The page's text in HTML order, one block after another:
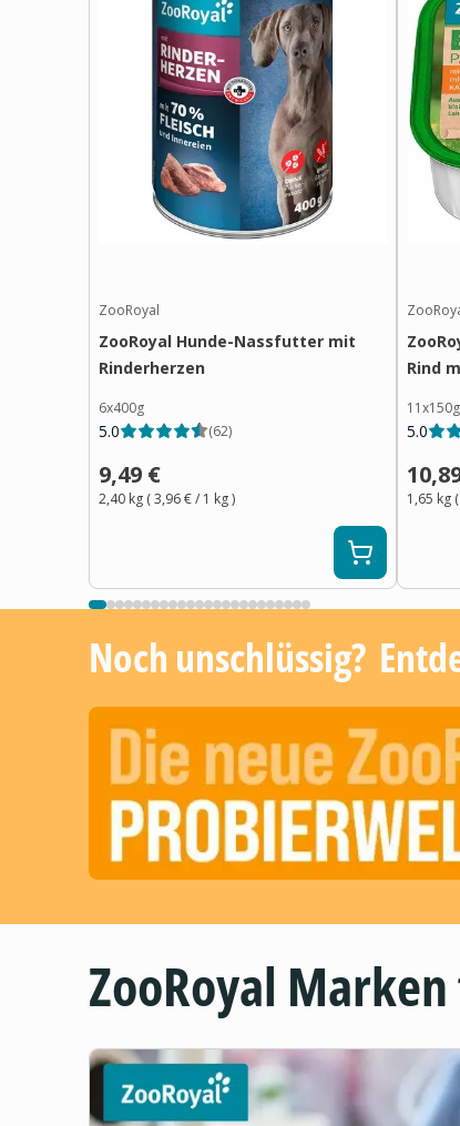
ZooRoyal
ZooRoyal Hunde-Nassfutter mit
Rinderherzen
6x400g
5.0 (62)
9,49 €
2,40 kg (3,96 €/ 1 kg)
Rind
11x150g
5.0
1,65 kg (
Noch unschlüssig?
ZooRoyal